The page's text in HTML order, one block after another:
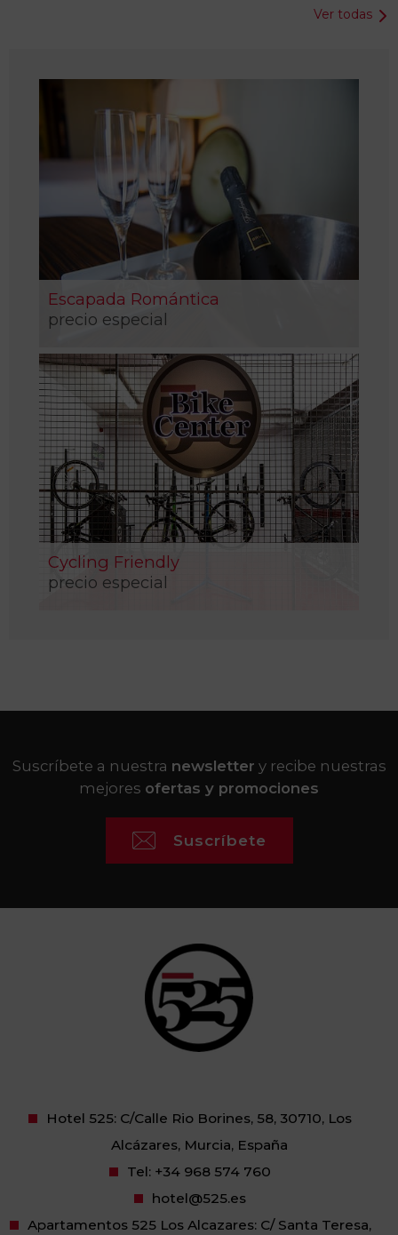
Ver todas
Escapada Romántica
precio especial
Cycling Friendly
precio especial
Suscríbete a nuestra newsletter y recibe nuestras
mejores ofertas y promociones
Suscríbete
Hotel 525: C/Calle Rio Borines, 58, 30710, Los
Alcázares, Murcia, España
Tel: +34 968 574 760
hotel@525.es
Apartamentos 525 Los Alcazares: C/ Santa Teresa,